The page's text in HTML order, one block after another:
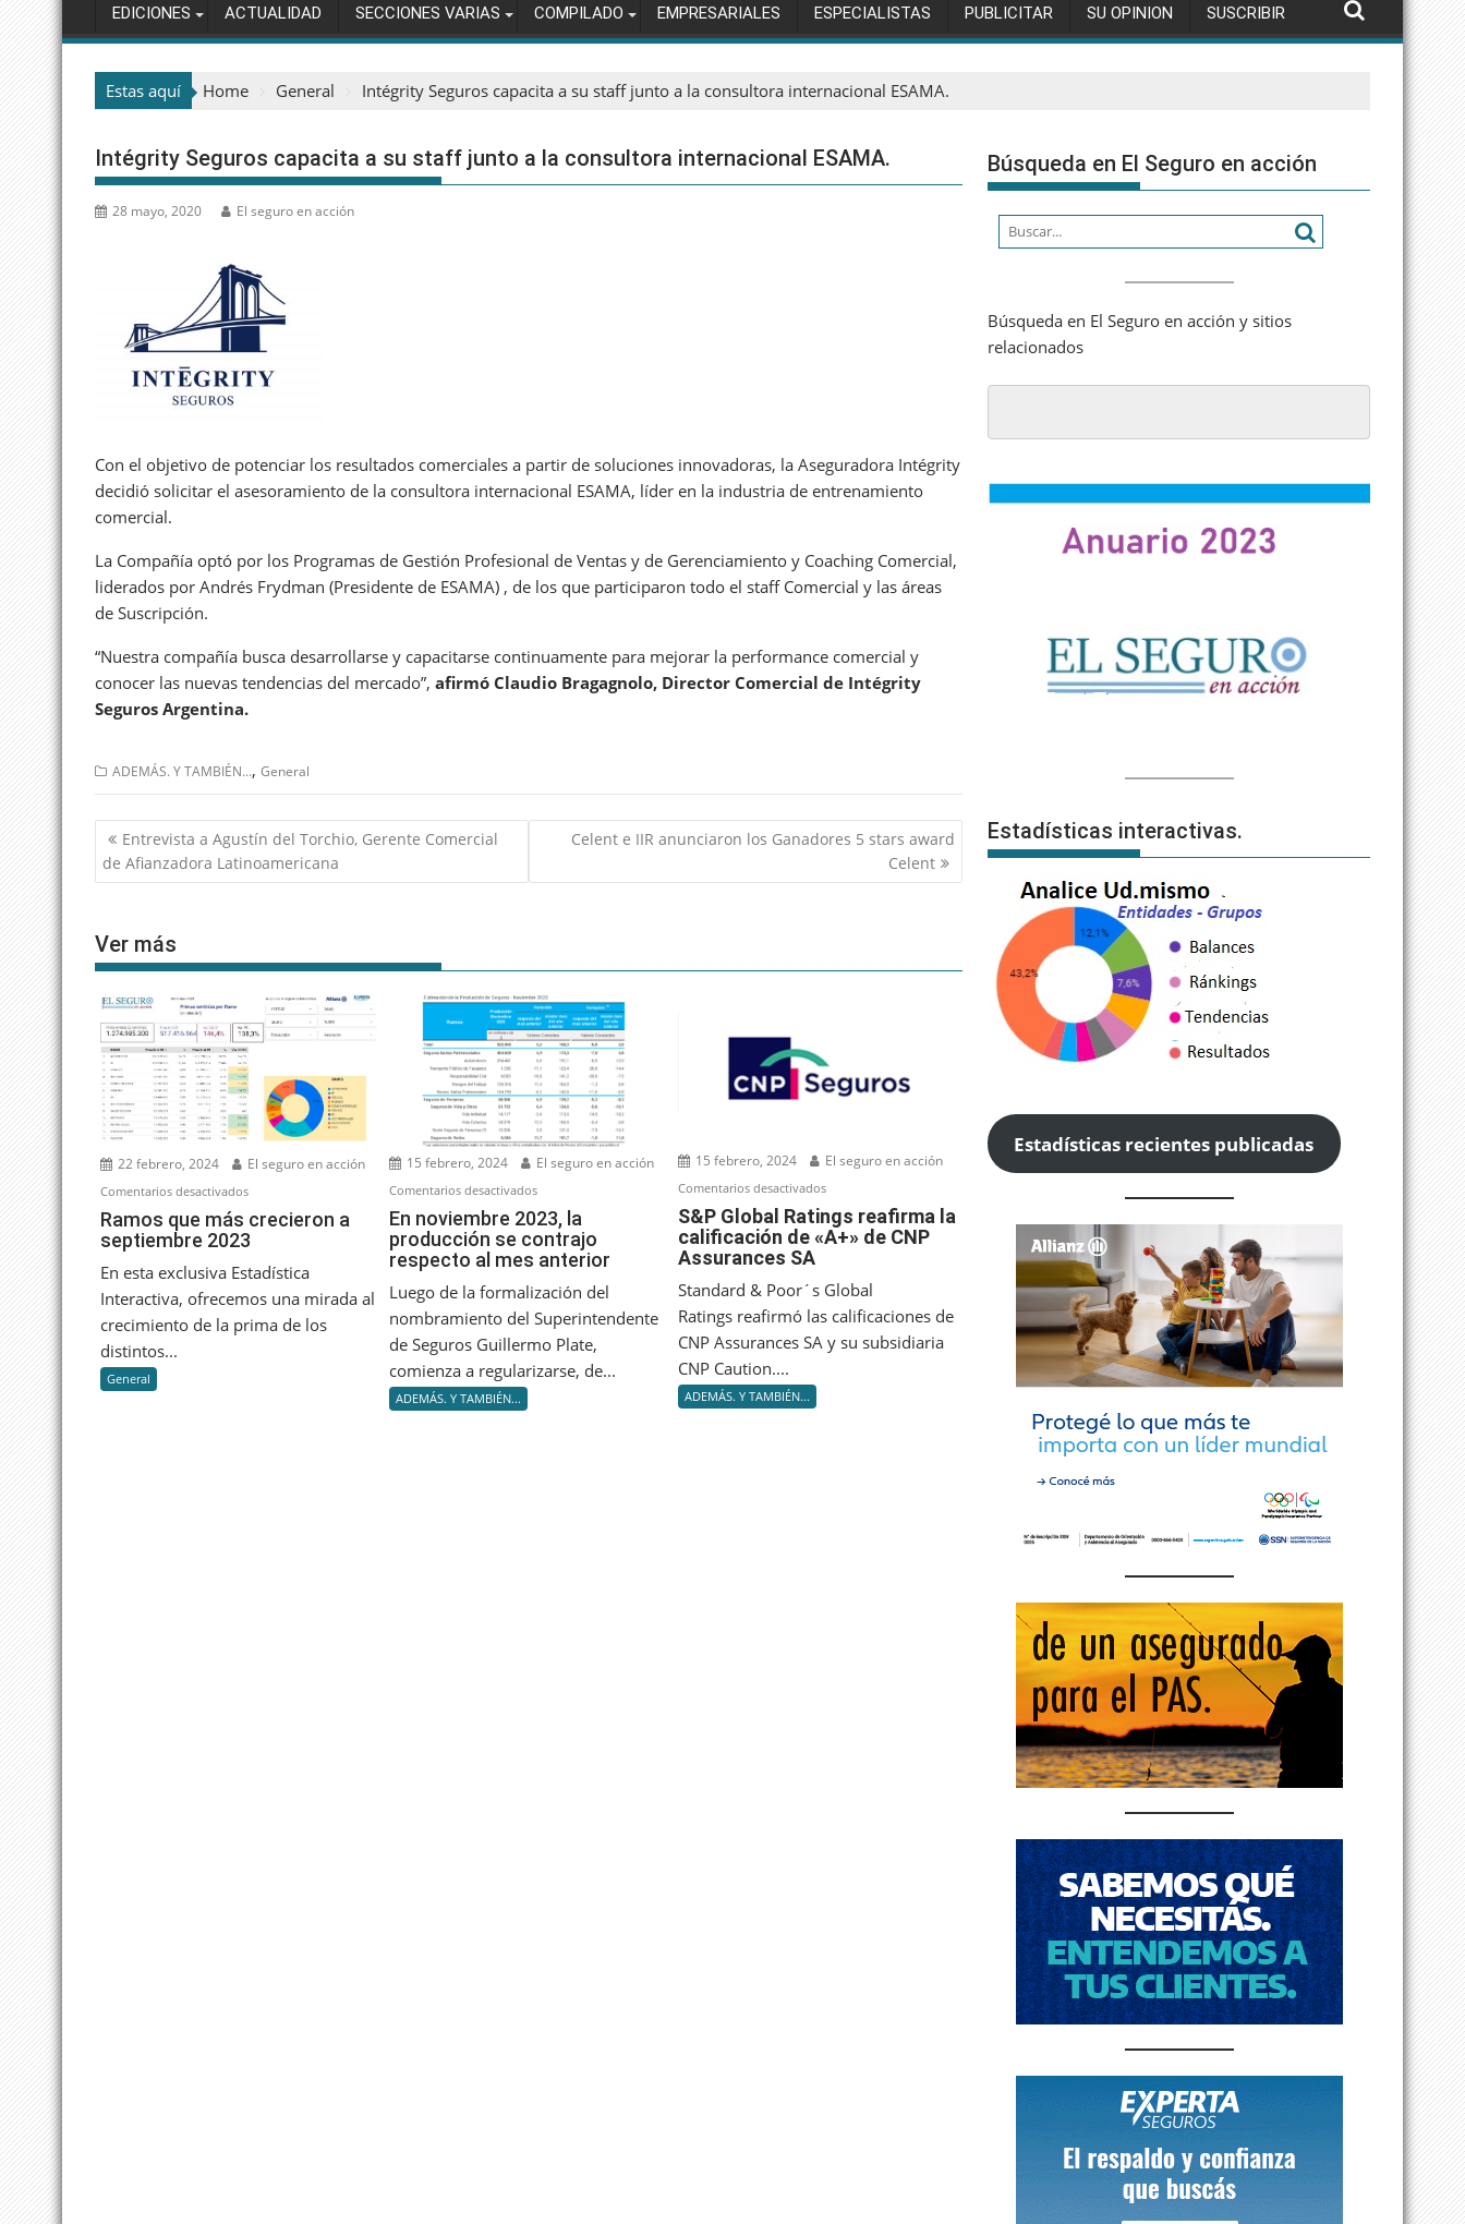
EDICIONES ACTUALIDAD SECCIONES VARIAS COMPILADO EMPRESARIALES ESPECIALISTAS PUBLICITAR SU OPINION SUSCRIBIR
Estas aquí Home General Intégrity Seguros capacita a su staff junto a la consultora internacional ESAMA.
Intégrity Seguros capacita a su staff junto a la consultora internacional ESAMA.
28 mayo, 2020 El seguro en acción
Con el objetivo de potenciar los resultados comerciales a partir de soluciones innovadoras, la Aseguradora Intégrity
decidió solicitar el asesoramiento de la consultora internacional ESAMA, líder en la industria de entrenamiento
comercial.
La Compañía optó por los Programas de Gestión Profesional de Ventas y de Gerenciamiento y Coaching Comercial,
liderados por Andrés Frydman (Presidente de ESAMA) , de los que participaron todo el staff Comercial y las áreas
de Suscripción.
“Nuestra compañía busca desarrollarse y capacitarse continuamente para mejorar la performance comercial y
conocer las nuevas tendencias del mercado”, afirmó Claudio Bragagnolo, Director Comercial de Intégrity
Seguros Argentina.
ADEMÁS. Y TAMBIÉN..., General
Navegación
de
entradas
Entrevista a Agustín del Torchio, Gerente Comercial
de Afianzadora Latinoamericana
Celent e IIR anunciaron los Ganadores 5 stars award
Celent
Ver más
22 febrero, 2024 El seguro en acción
Comentarios desactivadosen
Ramos
que
más
a
septiembre
Ramos que más crecieron a
septiembre 2023
En esta exclusiva Estadística
Interactiva, ofrecemos una mirada al
crecimiento de la prima de los
distintos...
General
15 febrero, 2024 El seguro en acción
Comentarios desactivadosen
En
noviembre
2023,
respecto
En noviembre 2023, la
producción se contrajo
respecto al mes anterior
Luego de la formalización del
nombramiento del Superintendente
de Seguros Guillermo Plate,
comienza a regularizarse, de...
ADEMÁS. Y TAMBIÉN...
15 febrero, 2024 El seguro en acción
Comentarios desactivadosen
S&P
Global
reafirma
de
S&P Global Ratings reafirma la
calificación de «A+» de CNP
Assurances SA
Standard & Poor´s Global
Ratings reafirmó las calificaciones de
CNP Assurances SA y su subsidiaria
CNP Caution....
ADEMÁS. Y TAMBIÉN...
Búsqueda en El Seguro en acción
Búsqueda en El Seguro en acción y sitios
relacionados
Estadísticas interactivas.
Estadísticas recientes publicadas